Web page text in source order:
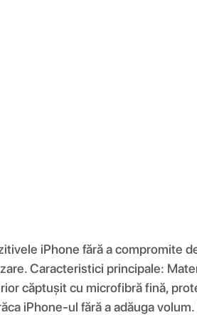
iPhone fără a compromite
Caracteristici principale:
căptușit cu microfibră fină,
iPhone-ul fără a adăuga